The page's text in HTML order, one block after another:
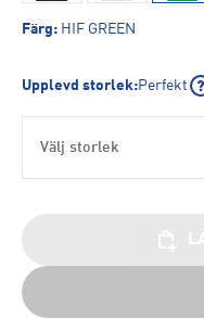
Färg: HIF GREEN
Upplevd storlek:Perfekt
Välj storlek